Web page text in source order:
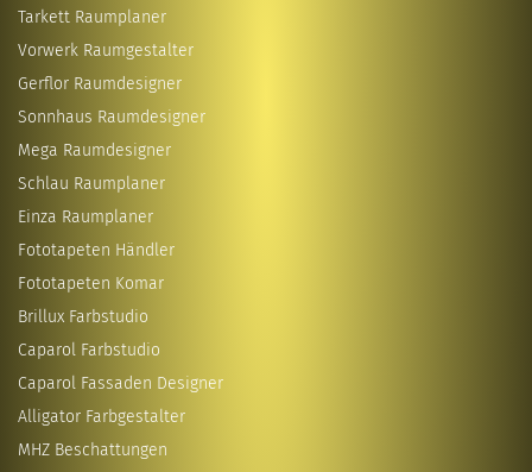
Tarkett Raumplaner
Vorwerk Raumgestalter
Gerflor Raumdesigner
Sonnhaus Raumdesigner
Mega Raumdesigner
Schlau Raumplaner
Einza Raumplaner
Fototapeten Händler
Fototapeten Komar
Brillux Farbstudio
Caparol Farbstudio
Caparol Fassaden Designer
Alligator Farbgestalter
MHZ Beschattungen